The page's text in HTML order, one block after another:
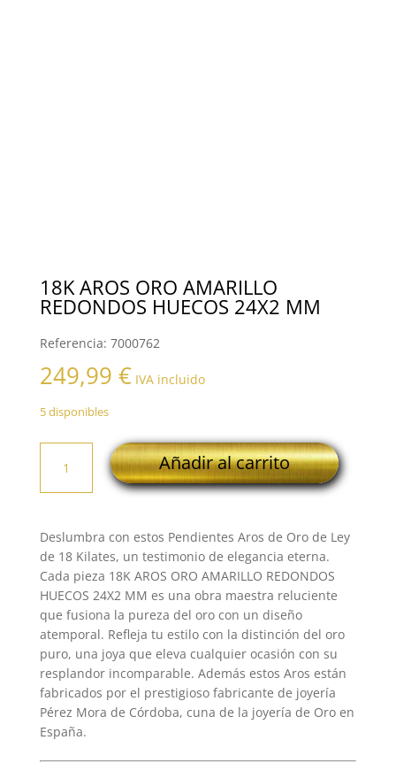
18K AROS ORO AMARILLO
REDONDOS HUECOS 24X2 MM
Referencia: 7000762
249,99 € IVA incluido
5 disponibles
AROS
ORO
REDONDOS
HUECOS
24X2
cantidad
Añadir al carrito
Deslumbra con estos Pendientes Aros de Oro de Ley
de 18 Kilates, un testimonio de elegancia eterna.
Cada pieza 18K AROS ORO AMARILLO REDONDOS
HUECOS 24X2 MM es una obra maestra reluciente
que fusiona la pureza del oro con un diseño
atemporal. Refleja tu estilo con la distinción del oro
puro, una joya que eleva cualquier ocasión con su
resplandor incomparable. Además estos Aros están
fabricados por el prestigioso fabricante de joyería
Pérez Mora de Córdoba, cuna de la joyería de Oro en
España.